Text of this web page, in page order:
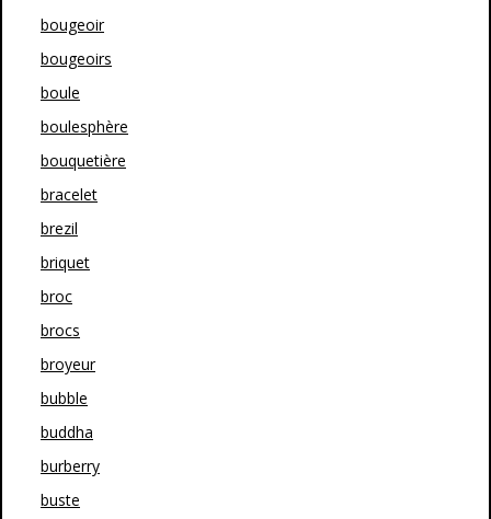
bougeoir
bougeoirs
boule
boulesphère
bouquetière
bracelet
brezil
briquet
broc
brocs
broyeur
bubble
buddha
burberry
buste